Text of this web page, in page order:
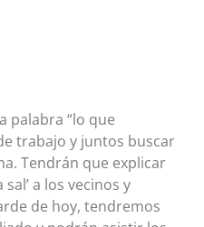
palabra “lo que
trabajo y juntos buscar
Tendrán que explicar
a los vecinos y
de hoy, tendremos